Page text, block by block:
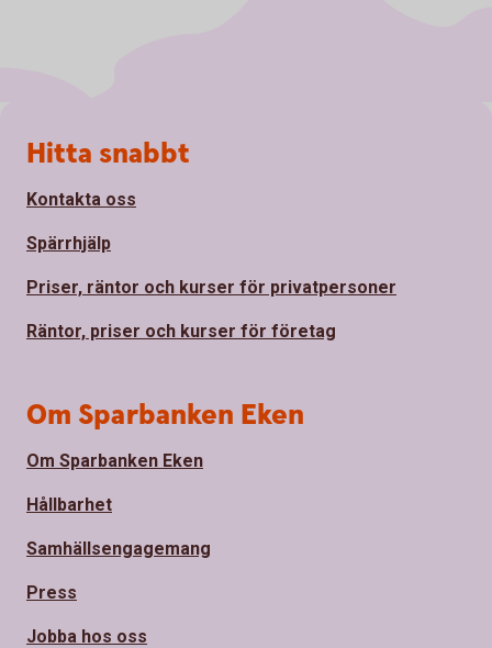
Sidfot
Hitta snabbt
Kontakta oss
Spärrhjälp
Priser, räntor och kurser för privatpersoner
Räntor, priser och kurser för företag
Om Sparbanken Eken
Om Sparbanken Eken
Hållbarhet
Samhällsengagemang
Press
Jobba hos oss